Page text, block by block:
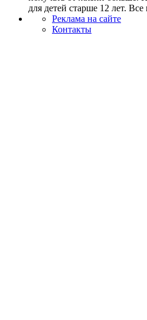
для детей старше 12 лет.
Реклама на сайте
Контакты